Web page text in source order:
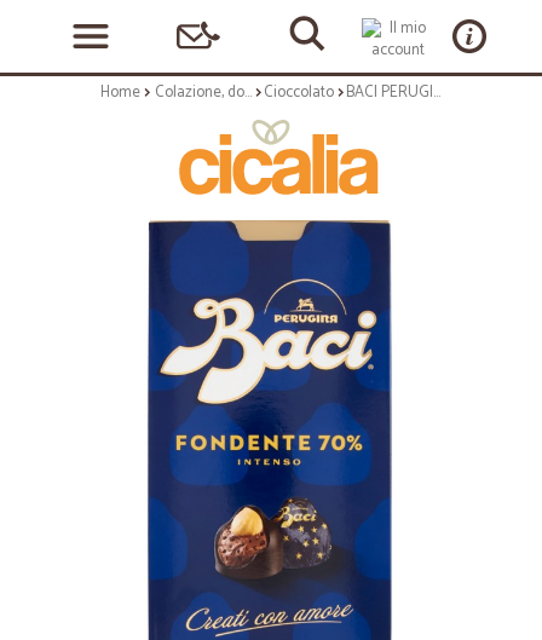
Home Colazione, dolciumi e snack Cioccolato BACI PERUGINA FONDENTISSIMO 70% Cioccolatini ripieni al gianduia e nocciola intera scatola 200 GR.